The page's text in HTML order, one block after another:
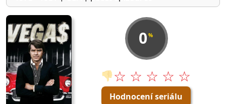
0 %
👎☆ ☆ ☆ ☆ ☆
Hodnocení seriálu